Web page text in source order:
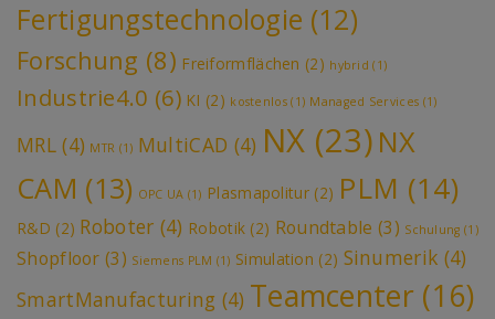
Fertigungstechnologie (12)
Forschung (8) Freiformflächen (2) hybrid (1)
Industrie4.0 (6) KI (2) kostenlos(1) Managed Services (1)
MRL(4) MTR (1) MultiCAD (4) NX (23) NX
CAM (13) OPC UA (1) Plasmapolitur(2) PLM (14)
R&D (2) Roboter (4) Robotik (2) Roundtable (3) Schulung (1)
Shopfloor (3) Siemens PLM (1) Simulation (2) Sinumerik (4)
SmartManufacturing (4) Teamcenter(16)